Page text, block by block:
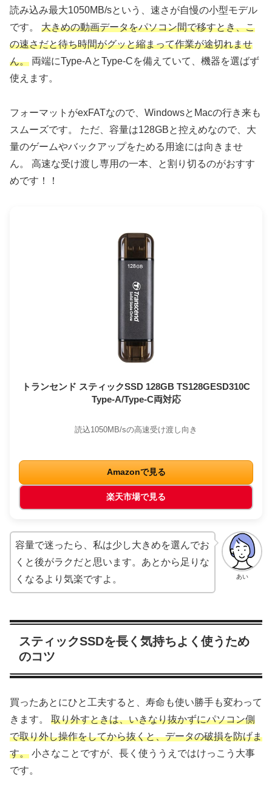
読み込み最大1050MB/sという、速さが自慢の小型モデル
です。 大きめの動画データをパソコン間で移すとき、こ
の速さだと待ち時間がグッと縮まって作業が途切れませ
ん。 両端にType-AとType-Cを備えていて、機器を選ばず
使えます。
フォーマットがexFATなので、WindowsとMacの行き来も
スムーズです。 ただ、容量は128GBと控えめなので、大
量のゲームやバックアップをためる用途には向きませ
ん。 高速な受け渡し専用の一本、と割り切るのがおすす
めです！！
トランセンド スティックSSD 128GB TS128GESD310C
Type-A/Type-C両対応
読込1050MB/sの高速受け渡し向き
Amazonで見る
楽天市場で見る
あい
容量で迷ったら、私は少し大きめを選んでお
くと後がラクだと思います。あとから足りな
くなるより気楽ですよ。
スティックSSDを長く気持ちよく使うため
のコツ
買ったあとにひと工夫すると、寿命も使い勝手も変わって
きます。 取り外すときは、いきなり抜かずにパソコン側
で取り外し操作をしてから抜くと、データの破損を防げま
す。 小さなことですが、長く使ううえではけっこう大事
です。